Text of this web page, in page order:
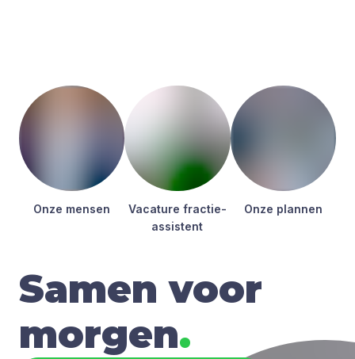
Onze men­sen
Vaca­tu­re frac­tie­
as­sis­tent
Onze plan­nen
Samen voor
morgen.